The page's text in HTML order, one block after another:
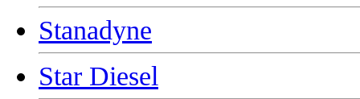
Stanadyne
Star Diesel